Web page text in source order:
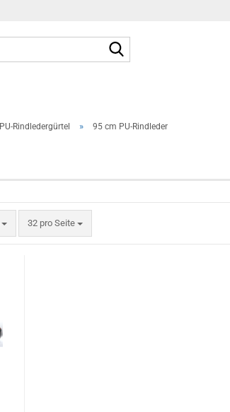
Konto
PU-Rindledergürtel » 95 cm PU-Rindleder
32 pro Seite
pro Seite